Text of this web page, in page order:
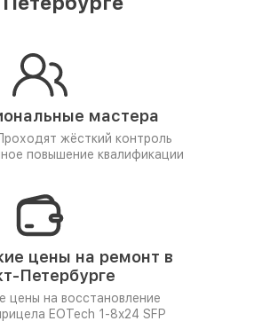
мастера
жёсткий контроль
повышение квалификации
цены на ремонт в
Петербурге
цены на восстановление
EOTech 1-8x24 SFP